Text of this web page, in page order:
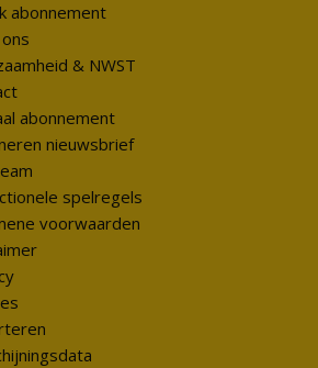
abonnement
& NWST
abonnement
nieuwsbrief
spelregels
voorwaarden